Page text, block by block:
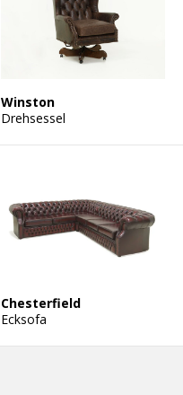
Winston
Drehsessel
Chesterfield
Ecksofa